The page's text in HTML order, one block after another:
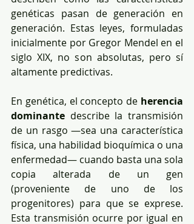
genéticas pasan de generación en
generación. Estas leyes, formuladas
inicialmente por Gregor Mendel en el
siglo XIX, no son absolutas, pero sí
altamente predictivas.
En genética, el concepto de herencia
dominante describe la transmisión
de un rasgo —sea una característica
física, una habilidad bioquímica o una
enfermedad— cuando basta una sola
copia alterada de un gen
(proveniente de uno de los
progenitores) para que se exprese.
Esta transmisión ocurre por igual en